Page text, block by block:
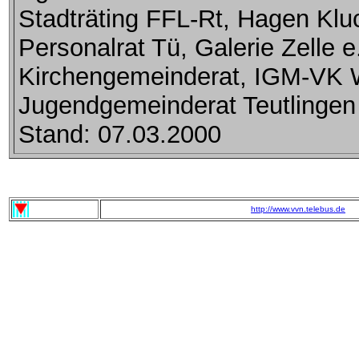
Stadträting FFL-Rt, Hagen
Personalrat Tü, Galerie Zelle
Kirchengemeinderat, IGM-VK
Jugendgemeinderat Teutlingen
Stand: 07.03.2000
http://www.vvn.telebus.de